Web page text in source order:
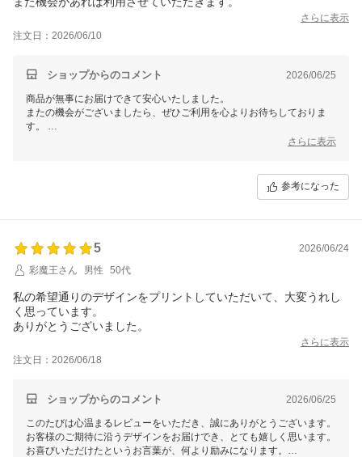
さらに表示
注文日：2026/06/10
ショップからのコメント 2026/06/25
商品が無事にお届けできて安心いたしました。
またの機会がございましたら、ぜひご利用を心よりお待ちしておりま
す。
さらに表示
参考になった
5
2026/06/24
彩魔王さん
男性 50代
私の希望通りのデザインをプリントしていただいて、大変うれし
く思っています。
ありがとうございました。
さらに表示
注文日：2026/06/18
ショップからのコメント 2026/06/25
このたびは心温まるレビューをいただき、誠にありがとうございます。
お客様のご期待に沿うデザインをお届けでき、とても嬉しく思います。
お喜びいただけたというお言葉が、何より励みになります。